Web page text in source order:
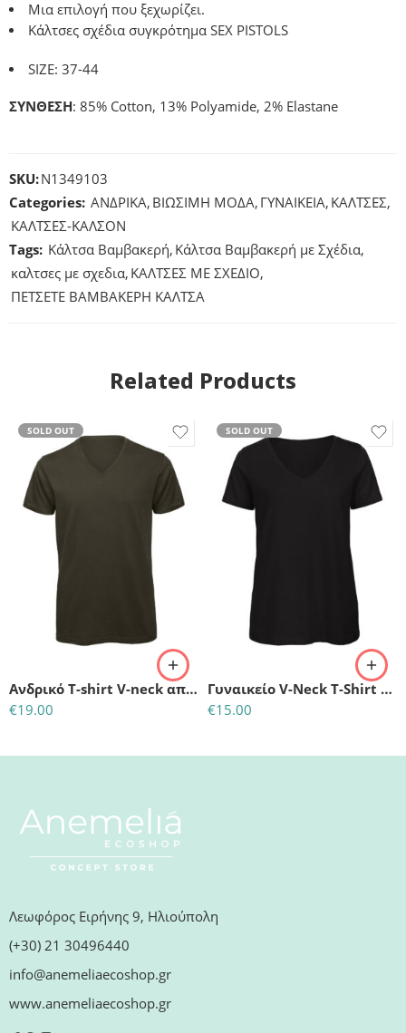
Μια επιλογή που ξεχωρίζει.
Κάλτσες σχέδια συγκρότημα SEX PISTOLS
SIZE: 37-44
ΣΥΝΘΕΣΗ: 85% Cotton, 13% Polyamide, 2% Elastane
SKU:N1349103
Categories: ΑΝΔΡΙΚΑ, ΒΙΩΣΙΜΗ ΜΟΔΑ, ΓΥΝΑΙΚΕΙΑ, ΚΑΛΤΣΕΣ,
ΚΑΛΤΣΕΣ-ΚΑΛΣΟΝ
Tags: Κάλτσα Βαμβακερή, Κάλτσα Βαμβακερή με Σχέδια,
καλτσες με σχεδια, ΚΑΛΤΣΕΣ ΜΕ ΣΧΕΔΙΟ,
ΠΕΤΣΕΤΕ ΒΑΜΒΑΚΕΡΗ ΚΑΛΤΣΑ
Related Products
SOLD OUT
Ανδρικό T-shirt V-neck από 100% Οργανικό Βαμβάκι
€19.00
L
S
SOLD OUT
Γυναικείο V-Neck T-Shirt από 100% Οργανικό Βαμβάκι-Μαύρο
€15.00
M
Λεωφόρος Ειρήνης 9, Ηλιούπολη
(+30) 21 30496440
info@anemeliaecoshop.gr
www.anemeliaecoshop.gr